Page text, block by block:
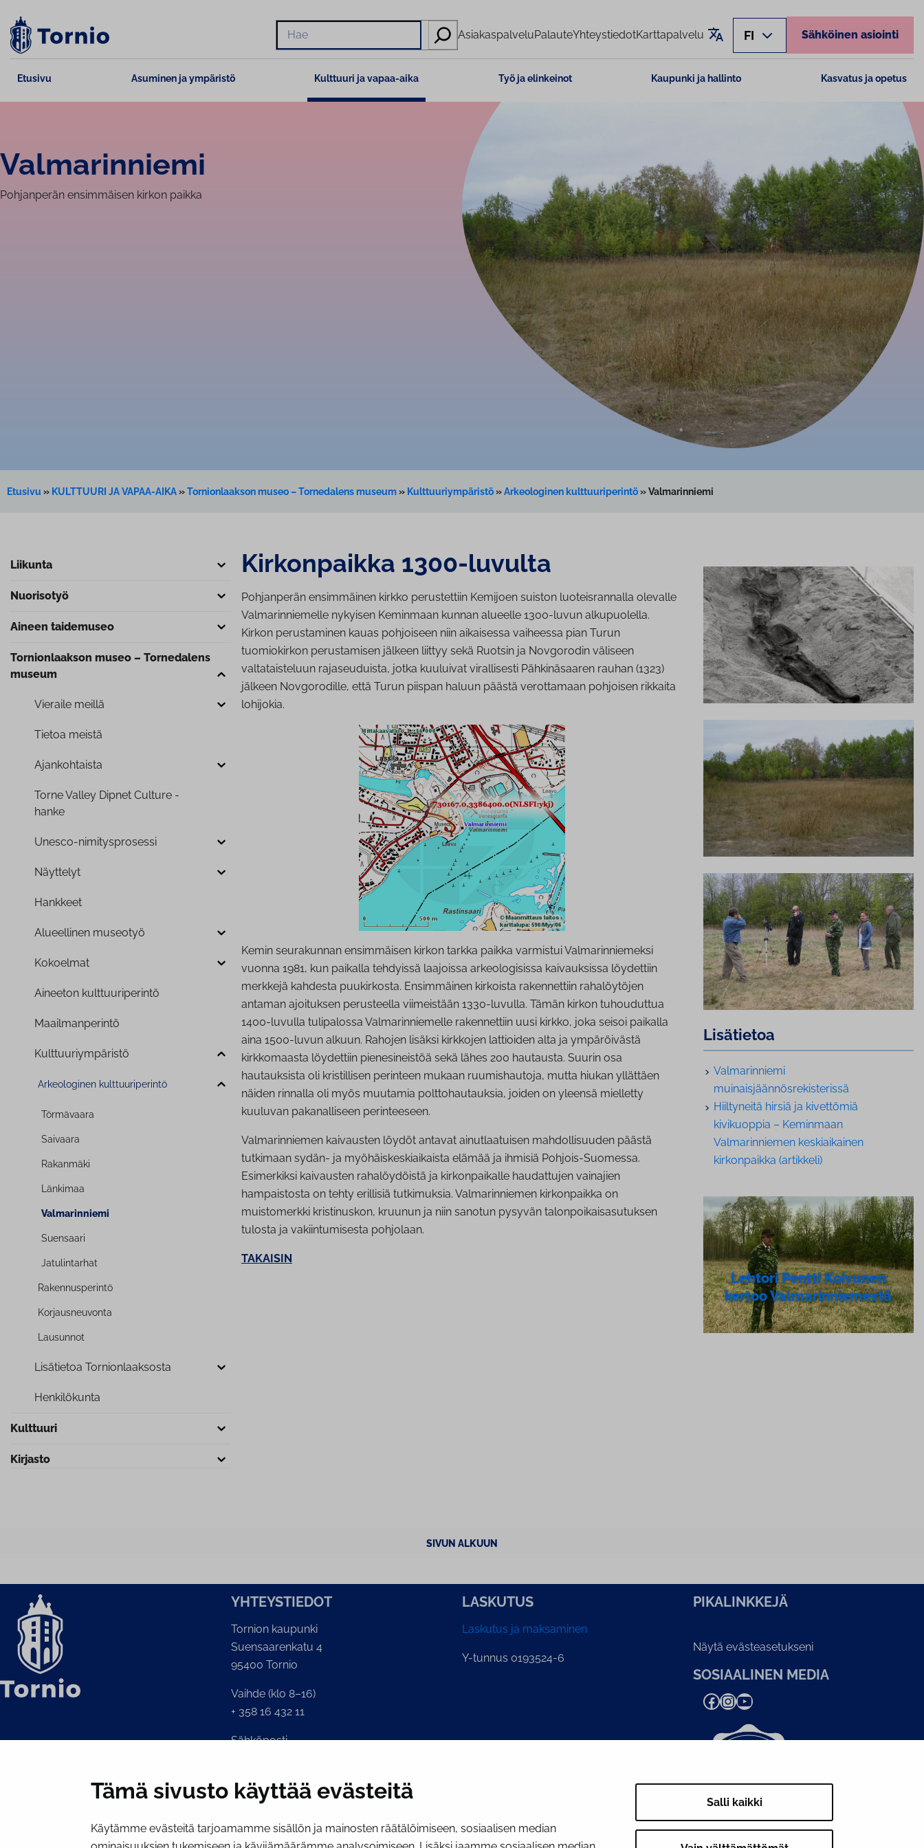
Tämä sivusto käyttää evästeitä
Käytämme evästeitä tarjoamamme sisällön ja mainosten räätälöimiseen, sosiaalisen median
Salli kaikki
sisältöön
Hae
AsiakaspalveluPalauteYhteystiedotKarttapalvelu Käännä sivu
FI Sähköinen asiointi
Etusivu Asuminen ja ympäristö Kulttuuri ja vapaa-aika Työ ja elinkeinot Kaupunki ja hallinto Kasvatus ja opetus
Val­ma­rin­nie­mi
Pohjanperän ensimmäisen kirkon paikka
Etusivu » KULTTUURI JA VAPAA-AIKA»Tornionlaakson museo – Tornedalens museum» Kulttuuriympäristö»Arkeologinen kulttuuriperintö»Valmarinniemi
Liikunta
Nuorisotyö
Aineen taidemuseo
Tor­nion­laak­son museo – Tornedalens
museum
Vieraile meillä
Tietoa meistä
Ajan­koh­tais­ta
Torne Valley Dipnet Culture -
hanke
Unesco-ni­mi­tyspro­ses­si
Näyttelyt
Hankkeet
Alueellinen museotyö
Kokoelmat
Aineeton kult­tuu­ri­pe­rin­tö
Maa­il­man­pe­rin­tö
Kult­tuu­riym­pä­ris­tö
Ar­keo­lo­gi­nen kult­tuu­ri­pe­rin­tö
Törmävaara
Saivaara
Rakanmäki
Länkimaa
Val­ma­rin­nie­mi
Suensaari
Ja­tu­lin­tar­hat
Ra­ken­nus­pe­rin­tö
Kor­jaus­neu­von­ta
Lausunnot
Lisätietoa Tor­nion­laak­sos­ta
Hen­ki­lö­kun­ta
Kulttuuri
Kirjasto
Kir­kon­paik­ka 1300-luvulta
Pohjanperän ensimmäinen kirkko perustettiin Kemijoen suiston luoteisrannalla olevalle
Valmarinniemelle nykyisen Keminmaan kunnan alueelle 1300-luvun alkupuolella.
Kirkon perustaminen kauas pohjoiseen niin aikaisessa vaiheessa pian Turun
tuomiokirkon perustamisen jälkeen liittyy sekä Ruotsin ja Novgorodin väliseen
valtataisteluun rajaseuduista, jotka kuuluivat virallisesti Pähkinäsaaren rauhan (1323)
jälkeen Novgorodille, että Turun piispan haluun päästä verottamaan pohjoisen rikkaita
lohijokia.
Kemin seurakunnan ensimmäisen kirkon tarkka paikka varmistui Valmarinniemeksi
vuonna 1981, kun paikalla tehdyissä laajoissa arkeologisissa kaivauksissa löydettiin
merkkejä kahdesta puukirkosta. Ensimmäinen kirkoista rakennettiin rahalöytöjen
antaman ajoituksen perusteella viimeistään 1330-luvulla. Tämän kirkon tuhouduttua
1400-luvulla tulipalossa Valmarinniemelle rakennettiin uusi kirkko, joka seisoi paikalla
aina 1500-luvun alkuun. Rahojen lisäksi kirkkojen lattioiden alta ja ympäröivästä
kirkkomaasta löydettiin pienesineistöä sekä lähes 200 hautausta. Suurin osa
hautauksista oli kristillisen perinteen mukaan ruumishautoja, mutta hiukan yllättäen
näiden rinnalla oli myös muutamia polttohautauksia, joiden on yleensä mielletty
kuuluvan pakanalliseen perinteeseen.
Valmarinniemen kaivausten löydöt antavat ainutlaatuisen mahdollisuuden päästä
tutkimaan sydän- ja myöhäiskeskiaikaista elämää ja ihmisiä Pohjois-Suomessa.
Esimerkiksi kaivausten rahalöydöistä ja kirkonpaikalle haudattujen vainajien
hampaistosta on tehty erillisiä tutkimuksia. Valmarinniemen kirkonpaikka on
muistomerkki kristinuskon, kruunun ja niin sanotun pysyvän talonpoikaisasutuksen
tulosta ja vakiintumisesta pohjolaan.
TAKAISIN
Lisätietoa
Valmarinniemi
muinaisjäännösrekisterissä
Hiiltyneitä hirsiä ja kivettömiä
kivikuoppia – Keminmaan
Valmarinniemen keskiaikainen
kirkonpaikka (artikkeli)
Lehtori Pentti Koivunen
kertoo Val­ma­rin­nie­mes­tä
SIVUN ALKUUN
YH­TEYS­TIE­DOT
Tornion kaupunki
Suensaarenkatu 4
95400 Tornio
Vaihde (klo 8–16)
+ 358 16 432 11
Sähköposti
LASKUTUS
Laskutus ja maksaminen
Y-tunnus 0193524-6
PI­KA­LINK­KE­JÄ
Näytä evästeasetukseni
SOSIAALINEN MEDIA
Facebook InstagramYouTube